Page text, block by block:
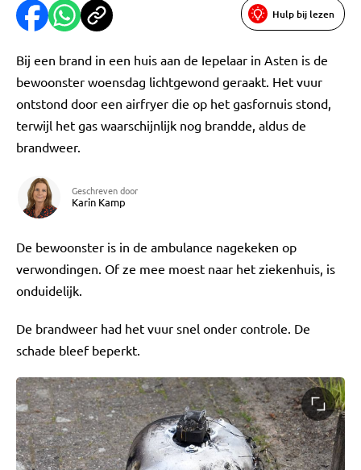
Hulp bij lezen
Bij een brand in een huis aan de Iepelaar in Asten is de
bewoonster woensdag lichtgewond geraakt. Het vuur
ontstond door een airfryer die op het gasfornuis stond,
terwijl het gas waarschijnlijk nog brandde, aldus de
brandweer.
Geschreven door
Karin Kamp
De bewoonster is in de ambulance nagekeken op
verwondingen. Of ze mee moest naar het ziekenhuis, is
onduidelijk.
De brandweer had het vuur snel onder controle. De
schade bleef beperkt.